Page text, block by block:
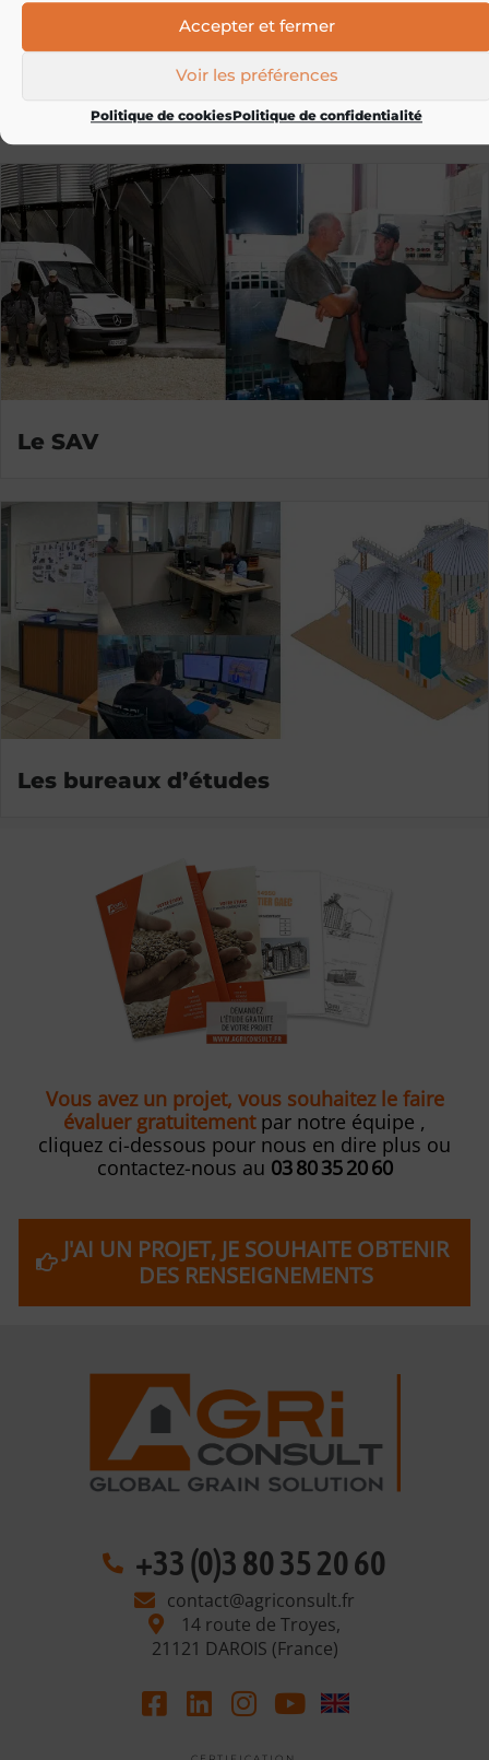
Accepter et fermer
Voir les préférences
Politique de cookiesPolitique de confidentialité
La logistique
Le SAV
Les bureaux d’études
Vous avez un projet, vous souhaitez le faire
évaluer gratuitementpar notre équipe ,
cliquez ci-dessous pour nous en dire plus ou
contactez-nous au 03 80 35 20 60
J'AI UN PROJET, JE SOUHAITE OBTENIR
DES RENSEIGNEMENTS
+33 (0)3 80 35 20 60
contact@agriconsult.fr
14 route de Troyes,
21121 DAROIS (France)